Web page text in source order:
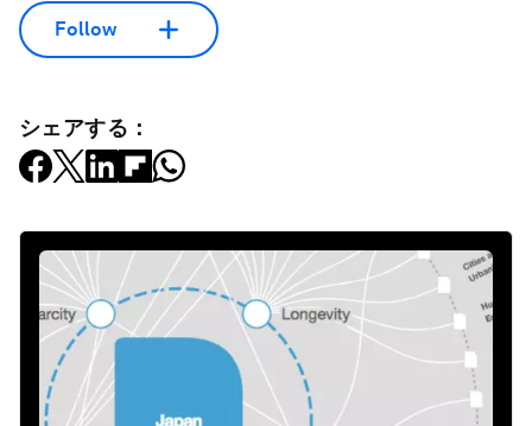
Follow
シェアする：